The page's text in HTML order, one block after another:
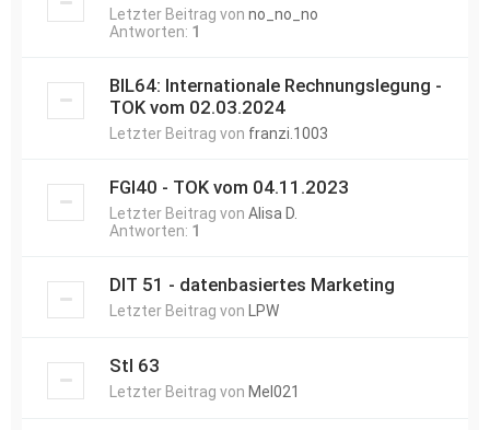
Letzter Beitrag von no_no_no
Antworten: 1
BIL64: Internationale Rechnungslegung -
TOK vom 02.03.2024
Letzter Beitrag von franzi.1003
FGI40 - TOK vom 04.11.2023
Letzter Beitrag von Alisa D.
Antworten: 1
DIT 51 - datenbasiertes Marketing
Letzter Beitrag von LPW
Stl 63
Letzter Beitrag von Mel021